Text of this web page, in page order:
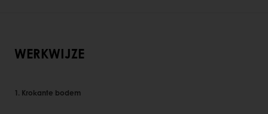
WERKWIJZE
1. Krokante bodem